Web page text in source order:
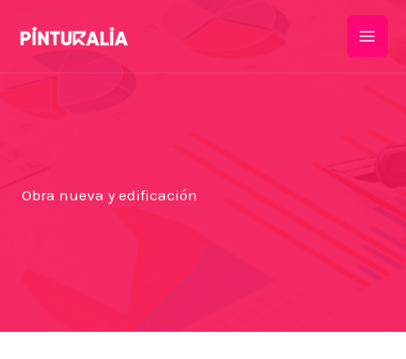
contenido
Obra nueva y edificación